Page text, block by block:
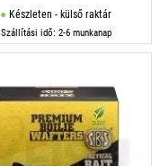
Készleten - külső raktár
Szállítási idő: 2-6 munkanap